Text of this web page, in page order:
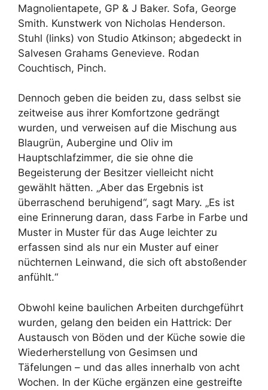
Magnolientapete, GP & J Baker. Sofa, George
Smith. Kunstwerk von Nicholas Henderson.
Stuhl (links) von Studio Atkinson; abgedeckt in
Salvesen Grahams Genevieve. Rodan
Couchtisch, Pinch.
Dennoch geben die beiden zu, dass selbst sie
zeitweise aus ihrer Komfortzone gedrängt
wurden, und verweisen auf die Mischung aus
Blaugrün, Aubergine und Oliv im
Hauptschlafzimmer, die sie ohne die
Begeisterung der Besitzer vielleicht nicht
gewählt hätten. „Aber das Ergebnis ist
überraschend beruhigend“, sagt Mary. „Es ist
eine Erinnerung daran, dass Farbe in Farbe und
Muster in Muster für das Auge leichter zu
erfassen sind als nur ein Muster auf einer
nüchternen Leinwand, die sich oft abstoßender
anfühlt.“
Obwohl keine baulichen Arbeiten durchgeführt
wurden, gelang den beiden ein Hattrick: Der
Austausch von Böden und der Küche sowie die
Wiederherstellung von Gesimsen und
Täfelungen – und das alles innerhalb von acht
Wochen. In der Küche ergänzen eine gestreifte